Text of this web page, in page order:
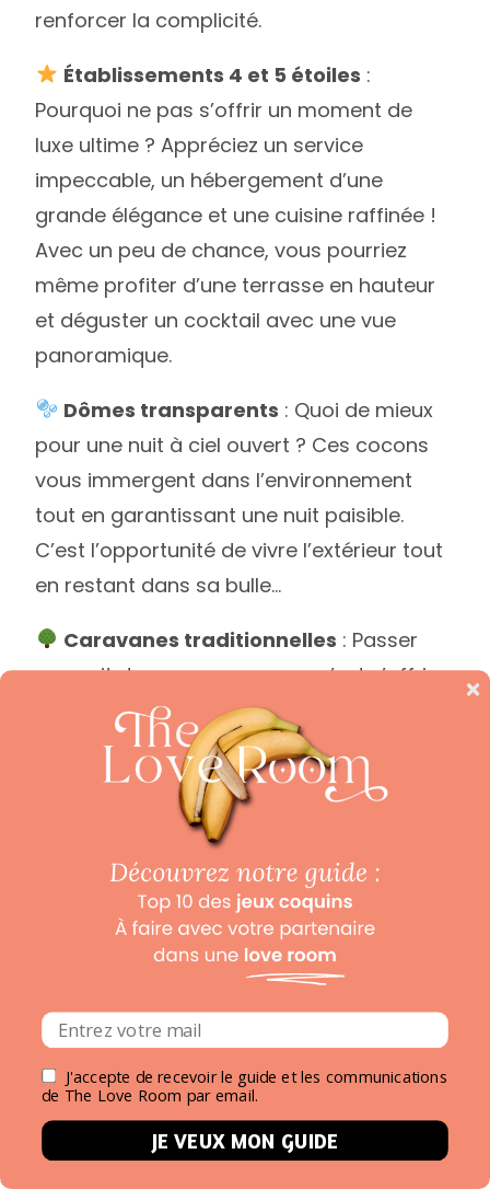
renforcer la complicité.
Établissements 4 et 5 étoiles :
Pourquoi ne pas s’offrir un moment de
luxe ultime ? Appréciez un service
impeccable, un hébergement d’une
grande élégance et une cuisine raffinée !
Avec un peu de chance, vous pourriez
même profiter d’une terrasse en hauteur
et déguster un cocktail avec une vue
panoramique.
Dômes transparents : Quoi de mieux
pour une nuit à ciel ouvert ? Ces cocons
vous immergent dans l’environnement
tout en garantissant une nuit paisible.
C’est l’opportunité de vivre l’extérieur tout
en restant dans sa bulle…
Caravanes traditionnelles : Passer
une nuit dans une caravane, c’est s’offrir
un moment d’évasion hors du commun.
Ces habitations mobiles, au charme rétro,
garantissent une immersion en nature ou
un moment d’intimité en duo.
Réservez dès maintenant votre logement
insolite pour un week-end en amoureux à
Lyon !
Notre coup de
login
Newsletter
JE VEUX MON GUIDE
J'accepte de recevoir le guide et les communications
de The Love Room par email.